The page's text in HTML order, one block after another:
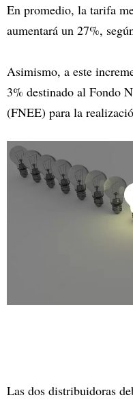
En promedio, la tarifa
aumentará un 27%,
Asimismo, a este
3% destinado al Fondo
(FNEE) para la
Las dos distribuidoras